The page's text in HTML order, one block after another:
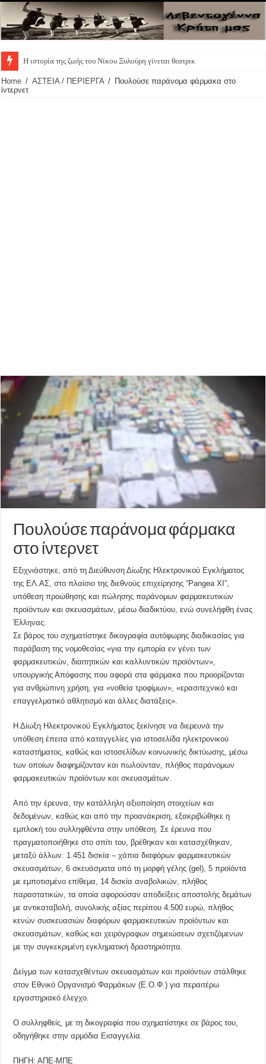
Η ιστορία της ζωής του Νίκου Ξυλούρη γίνεται θεατρική παρ
Home / ΑΣΤΕΙΑ / ΠΕΡΙΕΡΓΑ / Πουλούσε παράνομα φάρμακα στο
ίντερνετ
Πουλούσε παράνομα φάρμακα
στο ίντερνετ
Εξιχνιάστηκε, από τη Διεύθυνση Δίωξης Ηλεκτρονικού Εγκλήματος
της ΕΛ.ΑΣ, στο πλαίσιο της διεθνούς επιχείρησης “Pangea XI”,
υπόθεση προώθησης και πώλησης παράνομων φαρμακευτικών
προϊόντων και σκευασμάτων, μέσω διαδικτύου, ενώ συνελήφθη ένας
Έλληνας.
Σε βάρος του σχηματίστηκε δικογραφία αυτόφωρης διαδικασίας για
παράβαση της νομοθεσίας «για την εμπορία εν γένει των
φαρμακευτικών, διαιτητικών και καλλυντικών προϊόντων»,
υπουργικής Απόφασης που αφορά στα φάρμακα που προορίζονται
για ανθρώπινη χρήση, για «νοθεία τροφίμων», «ερασιτεχνικό και
επαγγελματικό αθλητισμό και άλλες διατάξεις».
Η Δίωξη Ηλεκτρονικού Εγκλήματος ξεκίνησε να διερευνά την
υπόθεση έπειτα από καταγγελίες για ιστοσελίδα ηλεκτρονικού
καταστήματος, καθώς και ιστοσελίδων κοινωνικής δικτύωσης, μέσω
των οποίων διαφημίζονταν και πωλούνταν, πλήθος παράνομων
φαρμακευτικών προϊόντων και σκευασμάτων.
Από την έρευνα, την κατάλληλη αξιοποίηση στοιχείων και
δεδομένων, καθώς και από την προανάκριση, εξακριβώθηκε η
εμπλοκή του συλληφθέντα στην υπόθεση. Σε έρευνα που
πραγματοποιήθηκε στο σπίτι του, βρέθηκαν και κατασχέθηκαν,
μεταξύ άλλων: 1.451 δισκία – χάπια διαφόρων φαρμακευτικών
σκευασμάτων, 6 σκευάσματα υπό τη μορφή γέλης (gel), 5 προϊόντα
με εμποτισμένο επίθεμα, 14 δισκία αναβολικών, πλήθος
παραστατικών, τα οποία αφορούσαν αποδείξεις αποστολής δεμάτων
με αντικαταβολή, συνολικής αξίας περίπου 4.500 ευρώ, πλήθος
κενών συσκευασιών διαφόρων φαρμακευτικών προϊόντων και
σκευασμάτων, καθώς και χειρόγραφων σημειώσεων σχετιζόμενων
με την συγκεκριμένη εγκληματική δραστηριότητα.
Δείγμα των κατασχεθέντων σκευασμάτων και προϊόντων στάλθηκε
στον Εθνικό Οργανισμό Φαρμάκων (Ε.Ο.Φ.) για περαιτέρω
εργαστηριακό έλεγχο.
Ο συλληφθείς, με τη δικογραφία που σχηματίστηκε σε βάρος του,
οδηγήθηκε στην αρμόδια Εισαγγελία.
ΠΗΓΗ: ΑΠΕ-ΜΠΕ